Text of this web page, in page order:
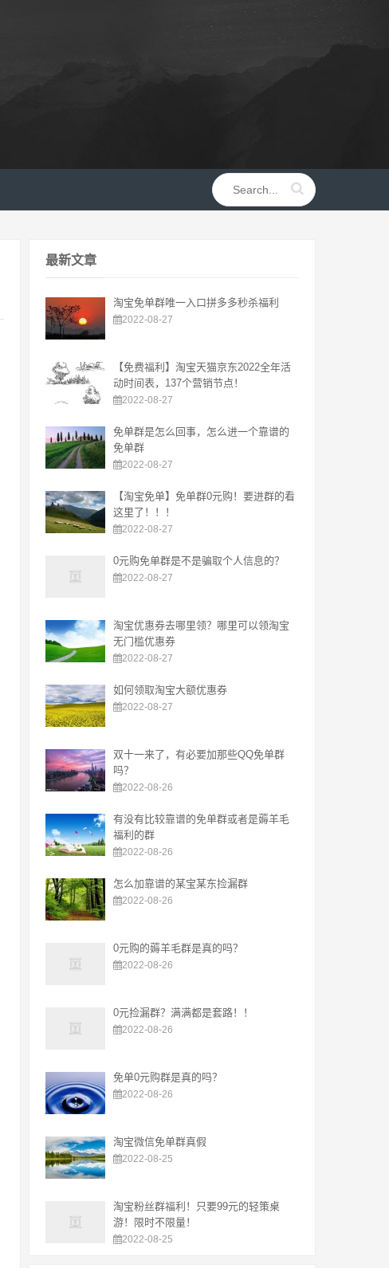
最新文章
淘宝免单群唯一入口拼多多秒杀福利
2022-08-27
【免费福利】淘宝天猫京东2022全年活
动时间表，137个营销节点！
2022-08-27
免单群是怎么回事，怎么进一个靠谱的
免单群
2022-08-27
【淘宝免单】免单群0元购！要进群的看
这里了！！！
2022-08-27
0元购免单群是不是骗取个人信息的？
2022-08-27
淘宝优惠券去哪里领？哪里可以领淘宝
无门槛优惠券
2022-08-27
如何领取淘宝大额优惠券
2022-08-27
双十一来了，有必要加那些QQ免单群
吗？
2022-08-26
有没有比较靠谱的免单群或者是薅羊毛
福利的群
2022-08-26
怎么加靠谱的某宝某东捡漏群
2022-08-26
0元购的薅羊毛群是真的吗？
2022-08-26
0元捡漏群？满满都是套路！！
2022-08-26
免单0元购群是真的吗？
2022-08-26
淘宝微信免单群真假
2022-08-25
淘宝粉丝群福利！只要99元的轻策桌
游！限时不限量！
2022-08-25